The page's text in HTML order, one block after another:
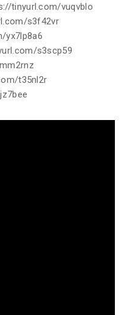
tinyurl.com/vuqvblo
s3f42vr
yx7lp8a6
s3scp59
t35nl2r